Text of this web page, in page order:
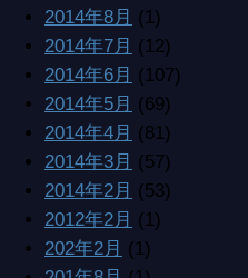
2014年8月 (1)
2014年7月 (12)
2014年6月 (107)
2014年5月 (69)
2014年4月 (81)
2014年3月 (57)
2014年2月 (53)
2012年2月 (1)
202年2月 (1)